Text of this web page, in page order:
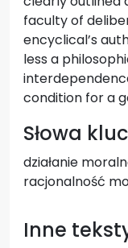
faculty of
encyclical’s
less a
condition for a
Słowa
działanie
racjonalność
Inne